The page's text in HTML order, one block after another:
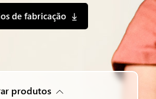
de fabricação
produtos